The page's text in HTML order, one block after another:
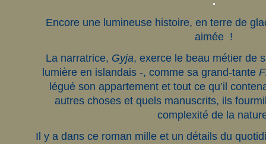
Encore une lumineuse histoire, en terre de
aimée !
La narratrice, Gyja, exerce le beau métier de
lumière en islandais -, comme sa grand-tante
légué son appartement et tout ce qu’il
autres choses et quels manuscrits, ils
complexité de la
Il y a dans ce roman mille et un détails du